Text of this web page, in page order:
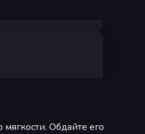
Обдайте его